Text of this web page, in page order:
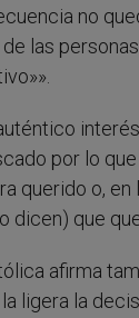
no
las
por lo
querido o,
dicen) que
afirma
ligera la